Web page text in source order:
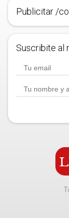
Publicitar /
Suscribite al